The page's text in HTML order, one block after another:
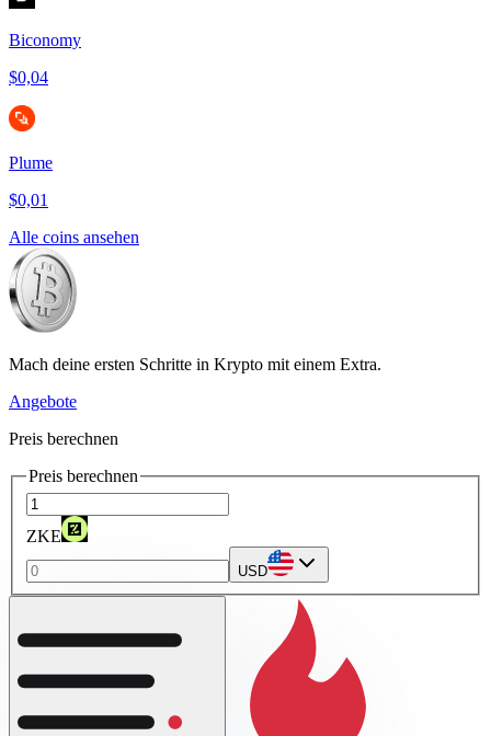
Biconomy
$0,04
Plume
$0,01
Alle coins ansehen
Mach deine ersten Schritte in Krypto mit einem Extra.
Angebote
Preis berechnen
Preis berechnen
ZKE
USD